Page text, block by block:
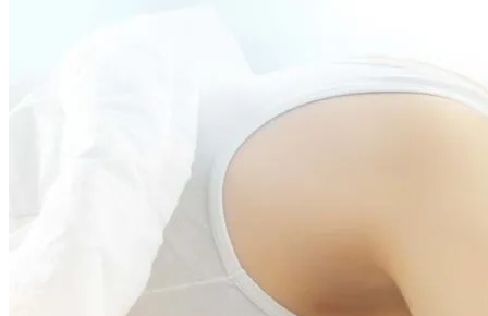
Развенчан Популярный Миф О
Быстром Похудении
Симоненко Пытается Снять Запрет На
Деятельность КПУ